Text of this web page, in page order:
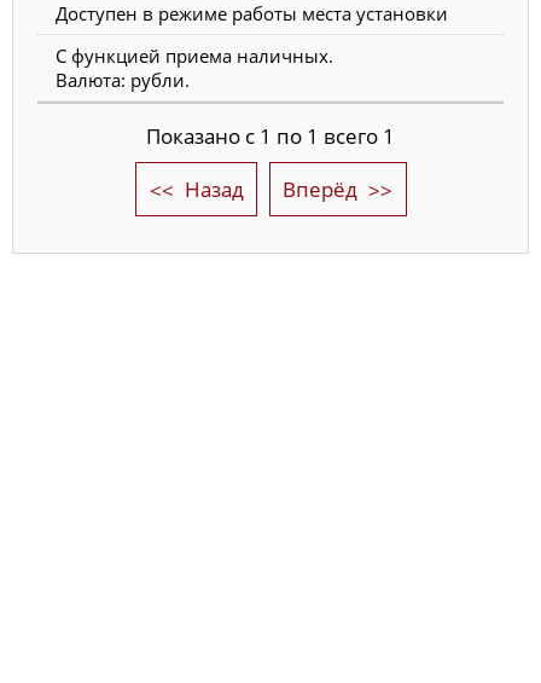
Доступен в режиме работы места установки
С функцией приема наличных.
Валюта: рубли.
Показано с 1 по 1 всего 1
Назад
Вперёд